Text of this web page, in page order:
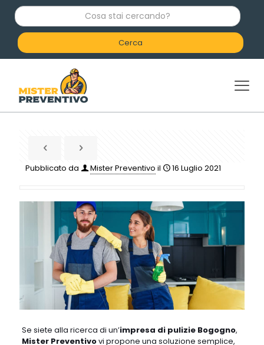
C
o
a
c
e
Pubblicato da Mister Preventivo il 16 Luglio 2021
Se siete alla ricerca di un’impresa di pulizie Bogogno,
Mister Preventivovi propone una soluzione semplice,